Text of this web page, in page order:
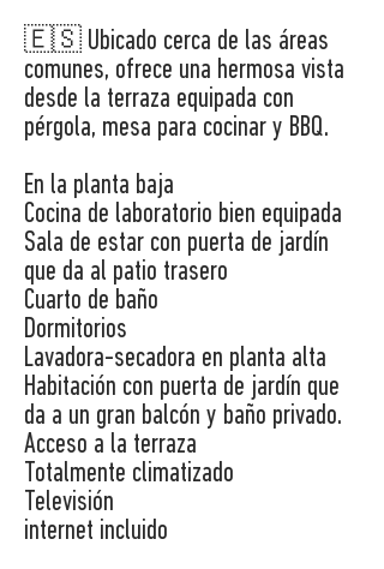
🇪🇸 Ubicado cerca de las áreas
comunes, ofrece una hermosa vista
desde la terraza equipada con
pérgola, mesa para cocinar y BBQ.
En la planta baja
Cocina de laboratorio bien equipada
Sala de estar con puerta de jardín
que da al patio trasero
Cuarto de baño
Dormitorios
Lavadora-secadora en planta alta
Habitación con puerta de jardín que
da a un gran balcón y baño privado.
Acceso a la terraza
Totalmente climatizado
Televisión
internet incluido